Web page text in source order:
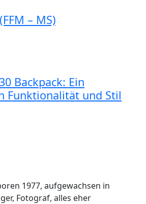
– MS)
Backpack: Ein
Funktionalität und Stil
1977, aufgewachsen in
Fotograf, alles eher